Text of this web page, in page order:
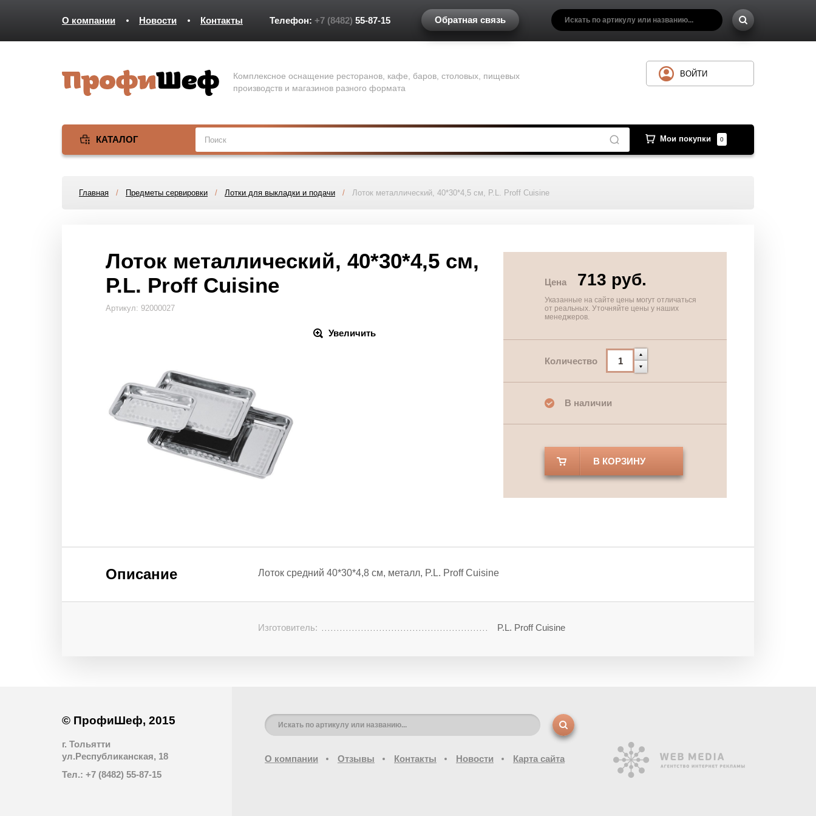
О компании Новости Контакты Телефон: +7 (8482) 55-87-15 Обратная связь
Комплексное оснащение ресторанов, кафе, баров, столовых, пищевых
производств и магазинов разного формата
КАТАЛОГ Мои покупки 0
ВОЙТИ
Главная / Предметы сервировки / Лотки для выкладки и подачи / Лоток металлический, 40*30*4,5 см, P.L. Proff Cuisine
Лоток металлический, 40*30*4,5 см,
P.L. Proff Cuisine
Артикул: 92000027
Увеличить
Цена 713 руб.
Указанные на сайте цены могут отличаться
от реальных. Уточняйте цены у наших
менеджеров.
Количество
В наличии
В КОРЗИНУ
Описание Лоток средний 40*30*4,8 см, металл, P.L. Proff Cuisine
Изготовитель: P.L. Proff Cuisine
© ПрофиШеф, 2015
г. Тольятти
ул.Республиканская, 18
Тел.: +7 (8482) 55-87-15
О компании Отзывы Контакты Новости Карта сайта